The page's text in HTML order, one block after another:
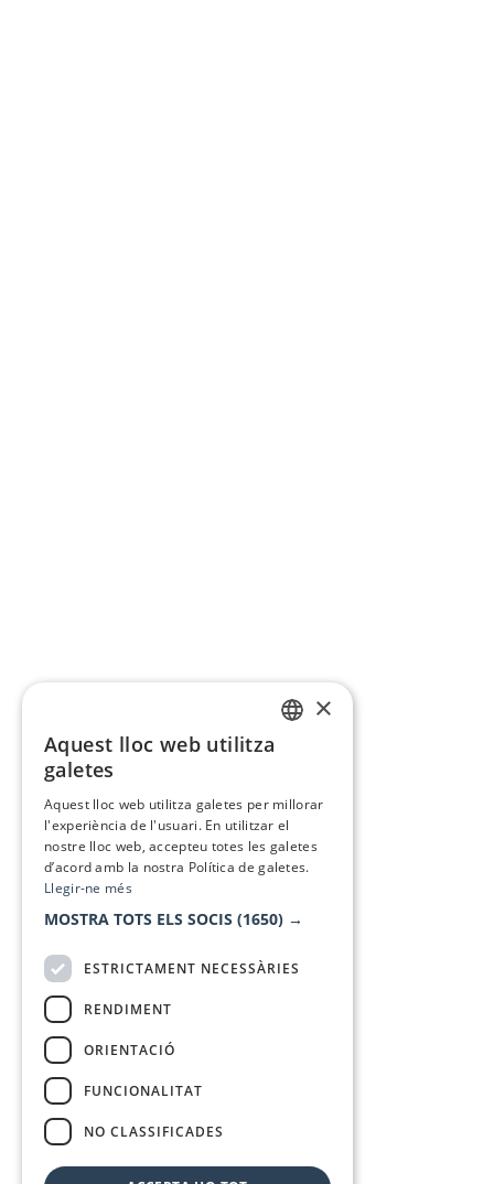
×
Aquest lloc web utilitza
galetes
Aquest lloc web utilitza galetes per millorar
l'experiència de l'usuari. En utilitzar el
nostre lloc web, accepteu totes les galetes
d’acord amb la nostra Política de galetes.
Llegir-ne més
MOSTRA TOTS ELS SOCIS (1650) →
ESTRICTAMENT NECESSÀRIES
RENDIMENT
ORIENTACIÓ
FUNCIONALITAT
NO CLASSIFICADES